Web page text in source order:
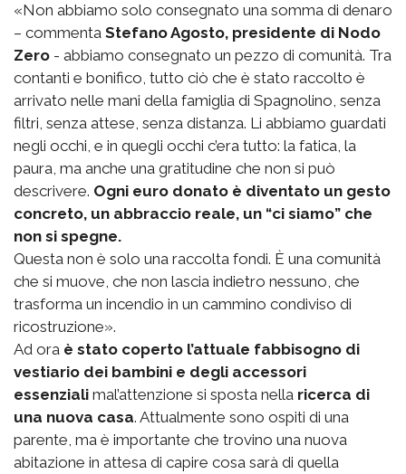
«Non abbiamo solo consegnato una somma di denaro
– commenta Stefano Agosto, presidente di Nodo
Zero - abbiamo consegnato un pezzo di comunità. Tra
contanti e bonifico, tutto ciò che è stato raccolto è
arrivato nelle mani della famiglia di Spagnolino, senza
filtri, senza attese, senza distanza. Li abbiamo guardati
negli occhi, e in quegli occhi c’era tutto: la fatica, la
paura, ma anche una gratitudine che non si può
descrivere. Ogni euro donato è diventato un gesto
concreto, un abbraccio reale, un “ci siamo” che
non si spegne.
Questa non è solo una raccolta fondi. È una comunità
che si muove, che non lascia indietro nessuno, che
trasforma un incendio in un cammino condiviso di
ricostruzione».
Ad ora è stato coperto l’attuale fabbisogno di
vestiario dei bambini e degli accessori
essenziali mal’attenzione si sposta nella ricerca di
una nuova casa. Attualmente sono ospiti di una
parente, ma è importante che trovino una nuova
abitazione in attesa di capire cosa sarà di quella